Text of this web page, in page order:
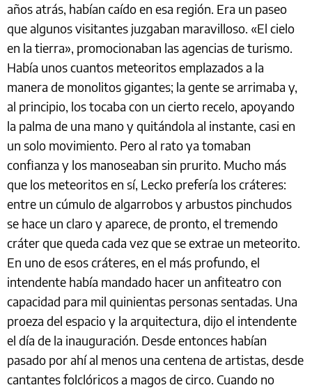
años atrás, habían caído en esa región. Era un paseo
que algunos visitantes juzgaban maravilloso. «El cielo
en la tierra», promocionaban las agencias de turismo.
Había unos cuantos meteoritos emplazados a la
manera de monolitos gigantes; la gente se arrimaba y,
al principio, los tocaba con un cierto recelo, apoyando
la palma de una mano y quitándola al instante, casi en
un solo movimiento. Pero al rato ya tomaban
confianza y los manoseaban sin prurito. Mucho más
que los meteoritos en sí, Lecko prefería los cráteres:
entre un cúmulo de algarrobos y arbustos pinchudos
se hace un claro y aparece, de pronto, el tremendo
cráter que queda cada vez que se extrae un meteorito.
En uno de esos cráteres, en el más profundo, el
intendente había mandado hacer un anfiteatro con
capacidad para mil quinientas personas sentadas. Una
proeza del espacio y la arquitectura, dijo el intendente
el día de la inauguración. Desde entonces habían
pasado por ahí al menos una centena de artistas, desde
cantantes folclóricos a magos de circo. Cuando no